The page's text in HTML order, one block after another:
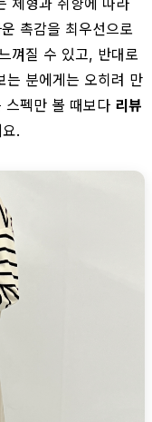
체형과 취향에 따라
촉감을 최우선으로
껴질 수 있고, 반대로
는 분에게는 오히려 만
스펙만 볼 때보다 리뷰
.